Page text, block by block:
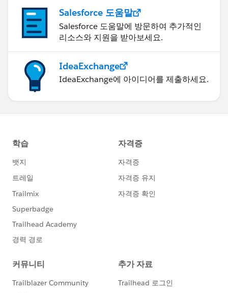
Salesforce 도움말
Salesforce 도움말에 방문하여 추가적인
리소스와 지원을 받아보세요.
IdeaExchange
IdeaExchange에 아이디어를 제출하세요.